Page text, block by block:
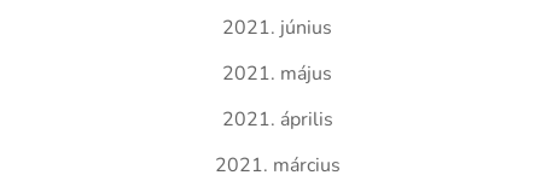
2021. június
2021. május
2021. április
2021. március